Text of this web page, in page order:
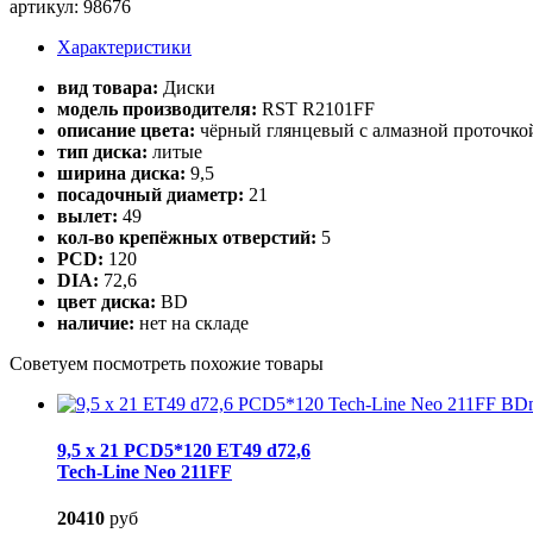
артикул: 98676
Характеристики
вид товара: Диски
модель производителя: RST R2101FF
описание цвета: чёрный глянцевый с алмазной
тип диска: литые
ширина диска: 9,5
посадочный диаметр: 21
вылет: 49
кол-во крепёжных отверстий: 5
PCD: 120
DIA: 72,6
цвет диска: BD
наличие: нет на складе
Cоветуем посмотреть похожие товары
9,5 x 21 PCD5*120 ET49 d72,6
Tech-Line Neo 211FF
20410 руб